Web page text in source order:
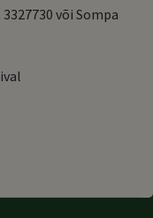
või Sompa